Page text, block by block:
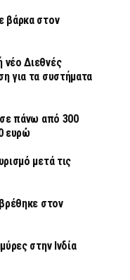
βάρκα στον
Διεθνές
για τα συστήματα
πάνω από 300
ευρώ
μετά τις
στον
στην Ινδία